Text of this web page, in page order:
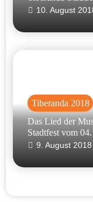
10. August
Tiberanda 2018
Das Lied der
Stadtfest vom
9. August 2018